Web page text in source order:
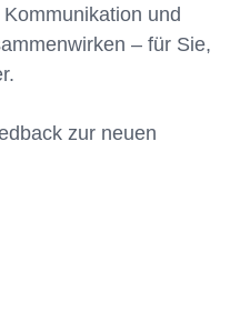
und
– für Sie,
zur neuen